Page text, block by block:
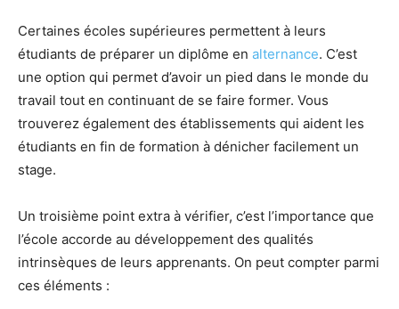
Certaines écoles supérieures permettent à leurs
étudiants de préparer un diplôme en alternance. C’est
une option qui permet d’avoir un pied dans le monde du
travail tout en continuant de se faire former. Vous
trouverez également des établissements qui aident les
étudiants en fin de formation à dénicher facilement un
stage.
Un troisième point extra à vérifier, c’est l’importance que
l’école accorde au développement des qualités
intrinsèques de leurs apprenants. On peut compter parmi
ces éléments :